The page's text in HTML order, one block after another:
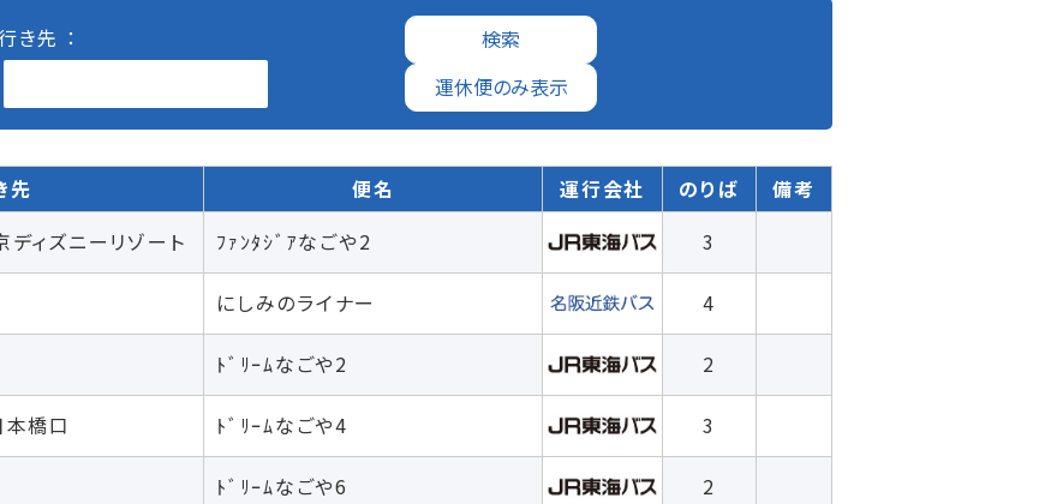
き先 ：
先 便名 運行会社 のりば
備考
ィズニーリゾート ﾌｧﾝﾀｼﾞｱなごや2 3
にしみのライナー 4
ﾄﾞﾘｰﾑなごや2 2
橋口 ﾄﾞﾘｰﾑなごや4 3
ﾄﾞﾘｰﾑなごや6 2